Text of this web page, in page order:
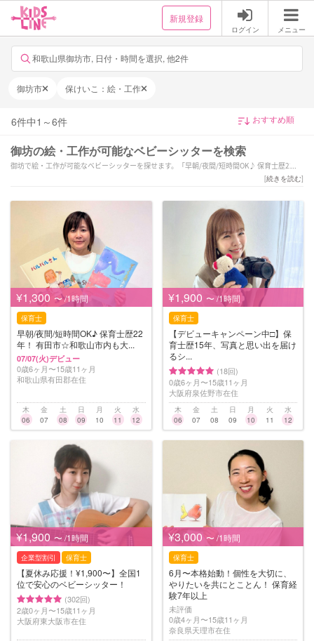
新規登録
ログイン メニュー
和歌山県御坊市, 日付・時間を選択, 他2件
御坊市 保けいこ：絵・工作
6件中1 ～6件
御坊の絵・工作が可能なベビーシッターを検索
御坊で絵・工作が可能なベビーシッターを探せます。「早朝/夜間/短時間OK♪ 保育士歴22
ニングもお任せください。」「【夏休み応援！¥1,900〜】全国1位で安心のベビーシッタ
ー！」などの強みを持つシッターが対応いたします。御坊で様々なスキルを持ったサポータ
ーの中から、ご予算や依頼内容に合わせて選んでいただけます。
[続きを読む]
¥1,300 〜 /1時間
保育士
早朝/夜間/短時間OK♪ 保育士歴22
年！ 有田市☆和歌山市内も大...
07/07(火)デビュー
0歳6ヶ月〜15歳11ヶ月
和歌山県有田郡在住
木
06
金
07
土
08
日
09
月
10
火
11
水
12
¥1,900 〜 /1時間
保育士
【デビューキャンペーン中□】保
育士歴15年、写真と思い出を届け
るシ...
(18回)
0歳6ヶ月〜15歳11ヶ月
大阪府泉佐野市在住
木
06
金
07
土
08
日
09
月
10
火
11
水
12
¥1,900 〜 /1時間
企業型割引 保育士
【夏休み応援！¥1,900〜】全国1
位で安心のベビーシッター！
(302回)
2歳0ヶ月〜15歳11ヶ月
大阪府東大阪市在住
¥3,000 〜 /1時間
保育士
6月〜本格始動！個性を大切に、
やりたいを共にとことん！ 保育経
験7年以上
未評価
0歳4ヶ月〜15歳11ヶ月
奈良県天理市在住